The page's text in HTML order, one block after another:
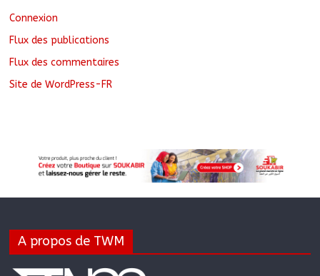
Connexion
Flux des publications
Flux des commentaires
Site de WordPress-FR
A propos de TWM